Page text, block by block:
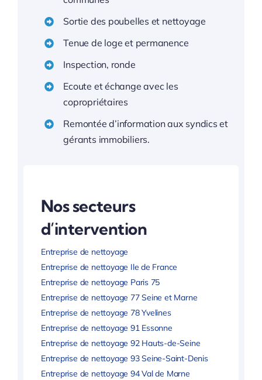
Sortie des poubelles et nettoyage
Tenue de loge et permanence
Inspection, ronde
Ecoute et échange avec les
copropriétaires
Remontée d’information aux syndics et
gérants immobiliers.
Nos secteurs
d’intervention
Entreprise de nettoyage
Entreprise de nettoyage Ile de France
Entreprise de nettoyage Paris 75
Entreprise de nettoyage 77 Seine et Marne
Entreprise de nettoyage 78 Yvelines
Entreprise de nettoyage 91 Essonne
Entreprise de nettoyage 92 Hauts-de-Seine
Entreprise de nettoyage 93 Seine-Saint-Denis
Entreprise de nettoyage 94 Val de Marne